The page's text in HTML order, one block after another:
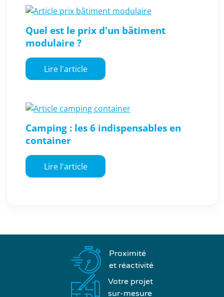
Quel est le prix d'un bâtiment
modulaire ?
Lire l'article
Camping : les 6 indispensables en
container
Lire l'article
Proximité
et réactivité
Votre projet
sur-mesure